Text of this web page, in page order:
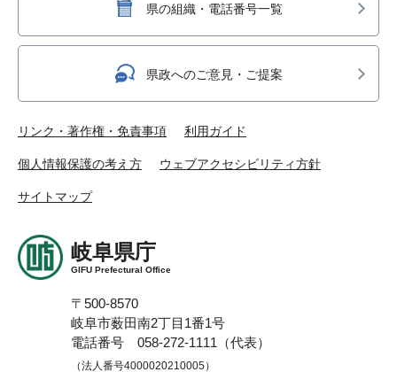
県の組織・電話番号一覧
県政へのご意見・ご提案
リンク・著作権・免責事項 利用ガイド
個人情報保護の考え方 ウェブアクセシビリティ方針
サイトマップ
岐阜県庁
GIFU Prefectural Office
〒500-8570
岐阜市薮田南2丁目1番1号
電話番号 058-272-1111（代表）
（法人番号4000020210005）